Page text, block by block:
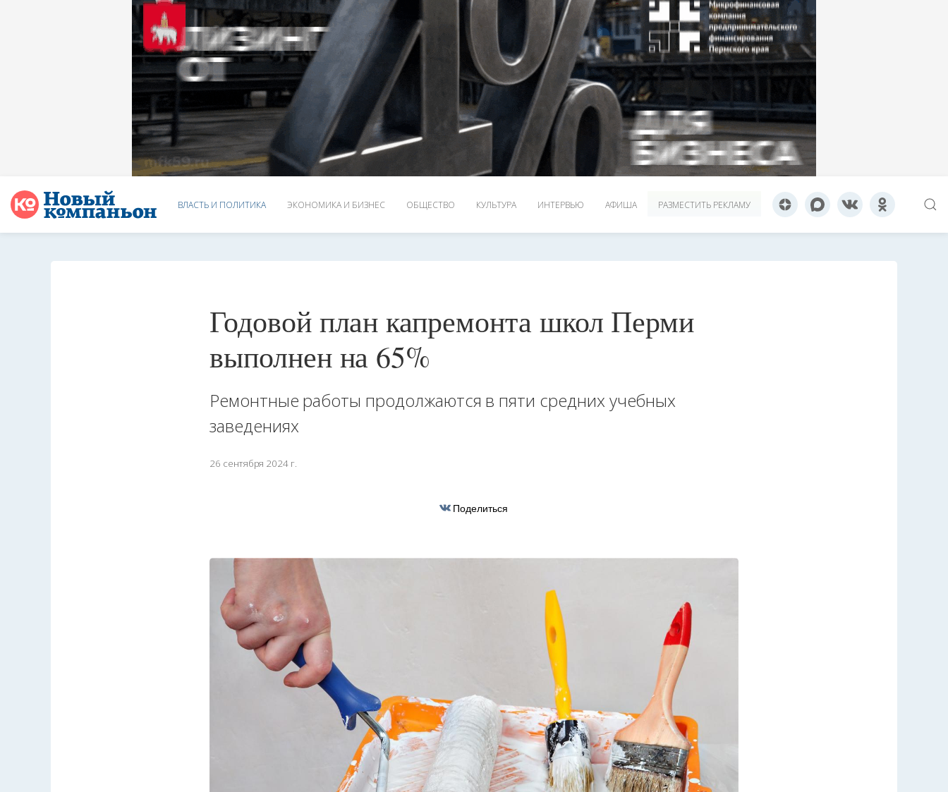
ВЛАСТЬ И ПОЛИТИКА ЭКОНОМИКА И БИЗНЕС ОБЩЕСТВО КУЛЬТУРА ИНТЕРВЬЮ АФИША РАЗМЕСТИТЬ РЕКЛАМУ
Годовой план капремонта школ Перми
выполнен на 65%
Ремонтные работы продолжаются в пяти средних учебных
заведениях
26 сентября 2024 г.
Поделиться